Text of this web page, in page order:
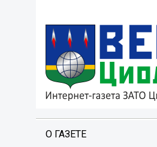
О ГАЗЕТЕ